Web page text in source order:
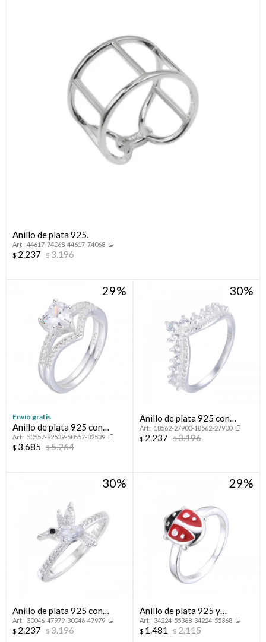
Anillo de plata 925.
44617-74068-44617-74068
$ 2.237 $3.196
29
Envío gratis
Anillo de plata 925 con
circonias,CINTILLO.
50557-82539-50557-82539
$ 3.685 $5.264
30
Anillo de plata 925 con
circonias, CORONITA.
18562-27900-18562-27900
$ 2.237 $3.196
30
Anillo de plata 925 con
circonias, COLIBRI.
30046-47979-30046-47979
$ 2.237 $3.196
29
Anillo de plata 925 y
esmalte, MARIQUITA.
34224-55368-34224-55368
$ 1.481 $2.115